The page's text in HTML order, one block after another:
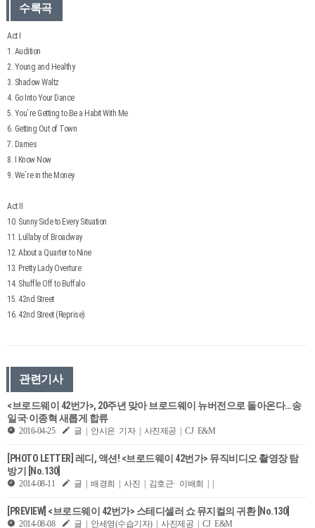
수록곡
Act I
1. Audition
2. Young and Healthy
3. Shadow Waltz
4. Go Into Your Dance
5. You`re Getting to Be a Habit With Me
6. Getting Out of Town
7. Dames
8. I Know Now
9. We`re in the Money
Act II
10. Sunny Side to Every Situation
11. Lullaby of Broadway
12. About a Quarter to Nine
13. Pretty Lady Overture
14. Shuffle Off to Buffalo
15. 42nd Street
16. 42nd Street (Reprise)
관련기사
<브로드웨이 42번가>, 20주년 맞아 브로드웨이 뉴버전으로 돌아온다…송
일국·이종혁 새롭게 합류
2016-04-25 글 | 안시은 기자 | 사진제공 | CJ E&M
[PHOTO LETTER] 레디, 액션! <브로드웨이 42번가> 뮤직비디오 촬영장 탐
방기 [No.130]
2014-08-11 글 | 배경희 | 사진 | 김호근· 이배희 | |
[PREVIEW] <브로드웨이 42번가> 스테디셀러 쇼 뮤지컬의 귀환 [No.130]
2014-08-08 글 | 안세영(수습기자) | 사진제공 | CJ E&M